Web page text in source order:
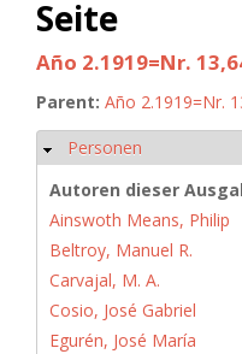
Seite
Año 2.1919=Nr.
Parent: Año 2.1919=Nr.
Hide
Personen
Autoren dieser
Ainswoth Means, Philip
Beltroy, Manuel R.
Carvajal, M. A.
Cosio, José Gabriel
Egurén, José María